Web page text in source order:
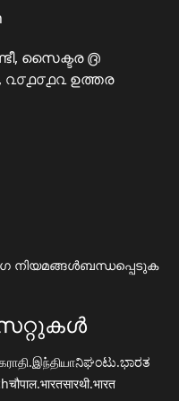
സൈക്ടര ൫
ഉത്തര
നിയമങ്ങൾബന്ധപ്പെടുക
ನಿಘಂಟು.ಭಾರತ
चौपाल.भारतसारथी.भारत